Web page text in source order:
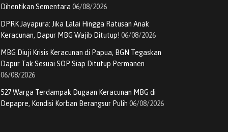
Dihentikan Sementara 06/08/2026
DPRK Jayapura: Jika Lalai Hingga Ratusan Anak
Keracunan, Dapur MBG Wajib Ditutup! 06/08/2026
MBG Diuji Krisis Keracunan di Papua, BGN Tegaskan
Dapur Tak Sesuai SOP Siap Ditutup Permanen
06/08/2026
527 Warga Terdampak Dugaan Keracunan MBG di
Depapre, Kondisi Korban Berangsur Pulih 06/08/2026